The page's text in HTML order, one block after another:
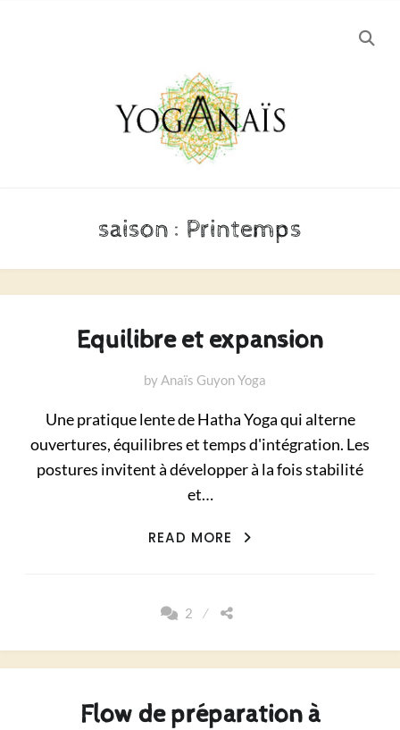
saison : Printemps
Equilibre et expansion
byAnaïs Guyon Yoga
Une pratique lente de Hatha Yoga qui alterne
ouvertures, équilibres et temps d'intégration. Les
postures invitent à développer à la fois stabilité
et…
READ MORE
EQUILIBRE
2
Flow de préparation à